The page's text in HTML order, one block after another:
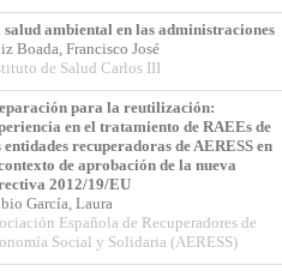
salud ambiental en las administraciones
Boada, Francisco José
de Salud Carlos III
para la reutilización:
en el tratamiento de RAEEs de
entidades recuperadoras de AERESS en
de aprobación de la nueva
2012/19/EU
García, Laura
Española de Recuperadores de
Social y Solidaria (AERESS)